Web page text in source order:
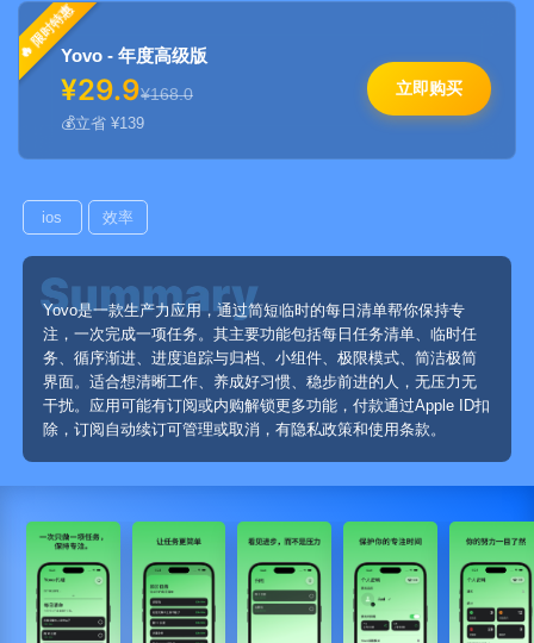
限时特惠
Yovo - 年度高级版
¥29.9¥168.0
立省 ¥139
立即购买
ios 效率
Yovo是一款生产力应用，通过简短临时的每日清单帮你保持专
注，一次完成一项任务。其主要功能包括每日任务清单、临时任
务、循序渐进、进度追踪与归档、小组件、极限模式、简洁极简
界面。适合想清晰工作、养成好习惯、稳步前进的人，无压力无
干扰。应用可能有订阅或内购解锁更多功能，付款通过Apple ID扣
除，订阅自动续订可管理或取消，有隐私政策和使用条款。